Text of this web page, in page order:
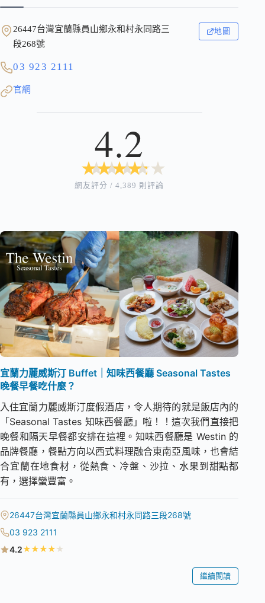
26447台灣宜蘭縣員山鄉永和村永同路三
段268號
地圖
03 923 2111
官網
4.2
★
★ ★
★ ★
★ ★
★ ★
★
網友評分 / 4,389 則評論
宜蘭力麗威斯汀 Buffet｜知味西餐廳 Seasonal Tastes
晚餐早餐吃什麼？
入住宜蘭力麗威斯汀度假酒店，令人期待的就是飯店內的
「Seasonal Tastes 知味西餐廳」啦！！這次我們直接把
晚餐和隔天早餐都安排在這裡。知味西餐廳是 Westin 的
品牌餐廳，餐點方向以西式料理融合東南亞風味，也會結
合宜蘭在地食材，從熱食、冷盤、沙拉、水果到甜點都
有，選擇蠻豐富。
26447台灣宜蘭縣員山鄉永和村永同路三段268號
03 923 2111
4.2★★★★★
繼續閱讀